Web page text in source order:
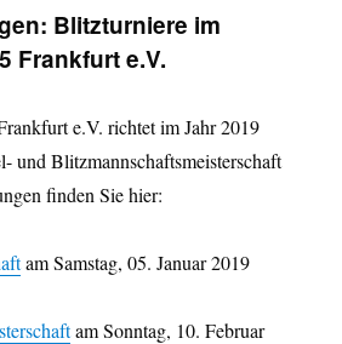
Blitzturniere im
Frankfurt e.V.
e.V. richtet im Jahr 2019
und Blitzmannschaftsmeisterschaft
finden Sie hier:
am Samstag, 05. Januar 2019
am Sonntag, 10. Februar